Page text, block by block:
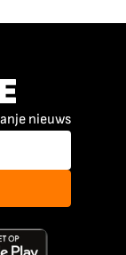
nieuws